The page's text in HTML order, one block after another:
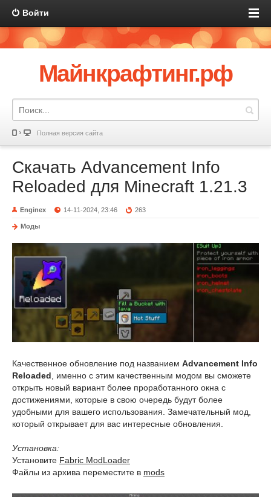
Войти
Майнкрафтинг.рф
Полная версия сайта
Скачать Advancement Info
Reloaded для Minecraft 1.21.3
Enginex 14-11-2024, 23:46 263
Моды
Качественное обновление под названием Advancement Info
Reloaded , именно с этим качественным модом вы сможете
открыть новый вариант более проработанного окна с
достижениями, которые в свою очередь будут более
удобными для вашего использования. Замечательный мод,
который открывает для вас интересные обновления.
Установка:
Установите Fabric ModLoader
Файлы из архива переместите в mods